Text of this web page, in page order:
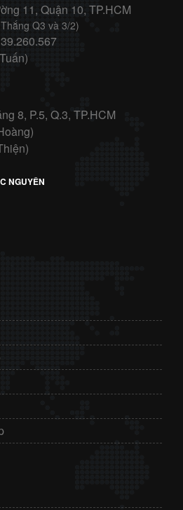
11, Quận 10, TP.HCM
Q3 và 3/2)
8, P.5, Q.3, TP.HCM
NGUYÊN